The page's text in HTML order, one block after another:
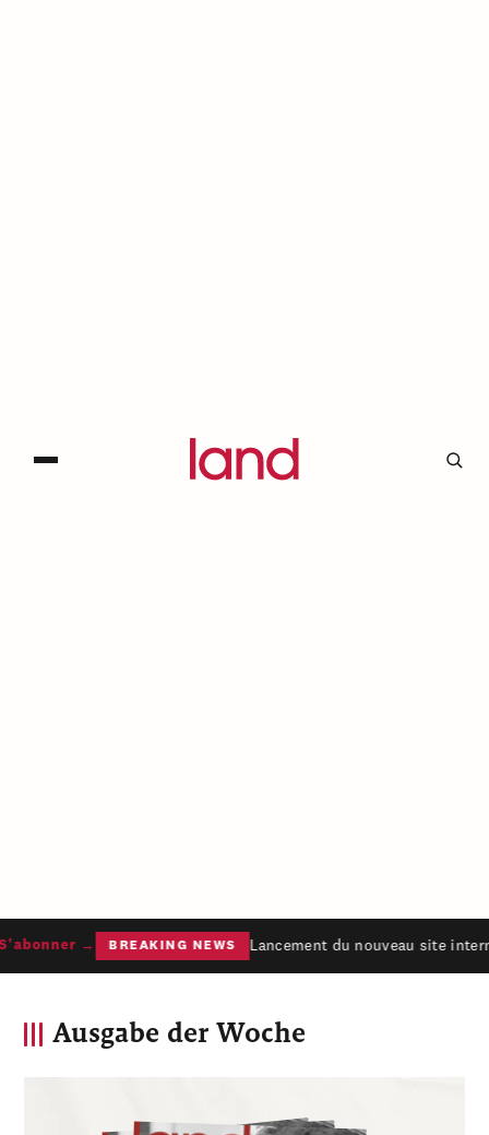
→ BREAKING NEWS Lancement du nouveau site
Ausgabe der Woche